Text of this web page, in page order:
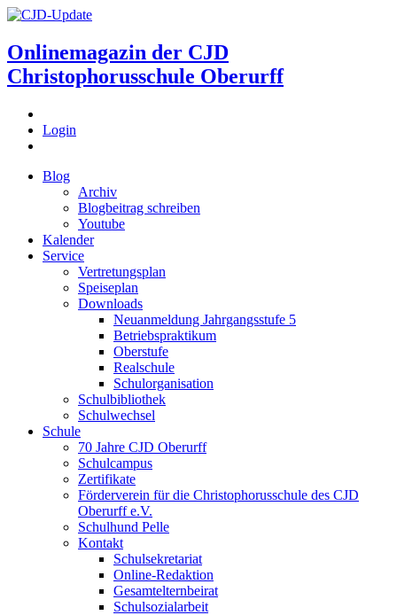
Onlinemagazin der CJD
Christophorusschule Oberurff
Login
Blog
Archiv
Blogbeitrag schreiben
Youtube
Kalender
Service
Vertretungsplan
Speiseplan
Downloads
Neuanmeldung Jahrgangsstufe 5
Betriebspraktikum
Oberstufe
Realschule
Schulorganisation
Schulbibliothek
Schulwechsel
Schule
70 Jahre CJD Oberurff
Schulcampus
Zertifikate
Förderverein für die Christophorusschule des CJD
Oberurff e.V.
Schulhund Pelle
Kontakt
Schulsekretariat
Online-Redaktion
Gesamtelternbeirat
Schulsozialarbeit